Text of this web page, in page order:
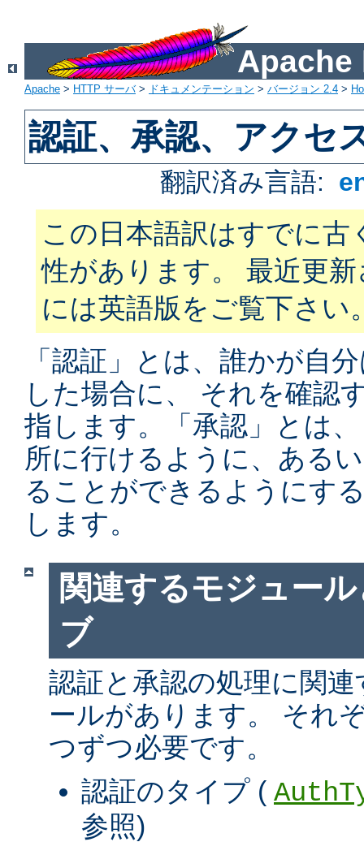
Apache
Apache > HTTP サーバ> ドキュメンテーション > バージョン 2.4 >
認証、承認、アクセ
翻訳済み言語:
この日本語訳はすでに古
性があります。 最近更
には英語版をご覧下さい
「認証」とは、誰かが自
した場合に、 それを確認
指します。「承認」とは
所に行けるように、ある
ることができるようにす
します。
関連するモジュー
ブ
認証と承認の処理に関
ールがあります。 それ
つずつ必要です。
認証のタイプ (
参照)